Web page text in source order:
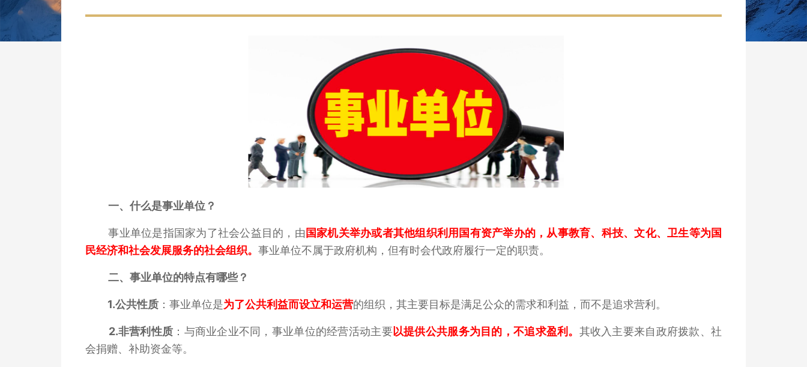
一、 什么是事业单位？
事业单位是指国家为了社会公益目的，由国家机关举办或者其他组织利用国有资产举办的，从事教育、科技、文化、卫生等为国
民经济和社会发展服务的社会组织。 事业单位不属于政府机构，但有时会代政府履行一定的职责。
二、 事业单位的特点有哪些？
1.公共性质 ：事业单位是为了公共利益而设立和运营的组织，其主要目标是满足公众的需求和利益，而不是追求营利。
2.非营利性质 ：与商业企业不同，事业单位的经营活动主要以提供公共服务为目的，不追求盈利。 其收入主要来自政府拨款、社
会捐赠、补助资金等。